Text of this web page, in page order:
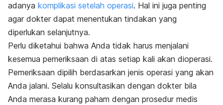
adanya komplikasi setelah operasi. Hal ini juga penting
agar dokter dapat menentukan tindakan yang
diperlukan selanjutnya.
Perlu diketahui bahwa Anda tidak harus menjalani
kesemua pemeriksaan di atas setiap kali akan dioperasi.
Pemeriksaan dipilih berdasarkan jenis operasi yang akan
Anda jalani. Selalu konsultasikan dengan dokter bila
Anda merasa kurang paham dengan prosedur medis